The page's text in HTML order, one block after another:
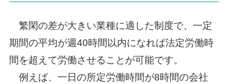
繁閑の差が大きい業種に適した制度で、一定
期間の平均が週40時間以内になれば法定労働時
間を超えて労働させることが可能です。
例えば、一日の所定労働時間が8時間の会社